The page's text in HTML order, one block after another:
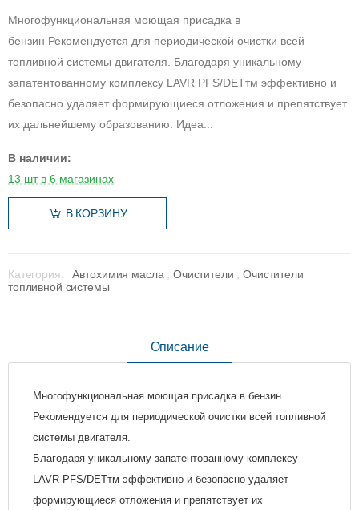
Многофункциональная моющая присадка в
бензин Рекомендуется для периодической очистки всей
топливной системы двигателя. Благодаря уникальному
запатентованному комплексу LAVR PFS/DETтм эффективно и
безопасно удаляет формирующиеся отложения и препятствует
их дальнейшему образованию. Идеа...
В наличии:
13 шт в 6 магазинах
В КОРЗИНУ
Категория: Автохимия масла Очистители ,Очистители
топливной системы
Описание
Многофункциональная моющая присадка в бензин
Рекомендуется для периодической очистки всей топливной
системы двигателя.
Благодаря уникальному запатентованному комплексу
LAVR PFS/DETтм эффективно и безопасно удаляет
формирующиеся отложения и препятствует их